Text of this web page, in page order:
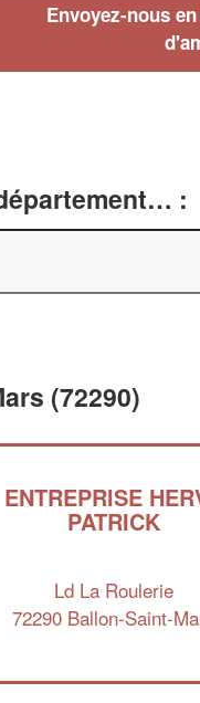
Envoyez-nous
:
(72290)
ENTREPRISE
PATRICK
Ld La Roulerie
72290 Ballon-Saint-